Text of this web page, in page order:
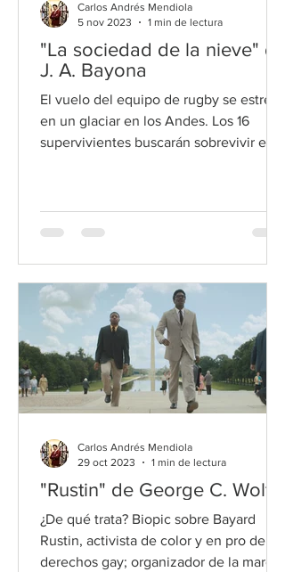
"La sociedad de la nieve" de
J. A. Bayona
El vuelo del equipo de rugby se estrella
en un glaciar en los Andes. Los 16
supervivientes buscarán sobrevivir en
Carlos Andrés Mendiola
5 nov 2023
1 min de lectura
"Rustin" de George C. Wolfe
¿De qué trata? Biopic sobre Bayard
Rustin, activista de color y en pro de los
derechos gay; organizador de la marcha
Carlos Andrés Mendiola
29 oct 2023
1 min de lectura